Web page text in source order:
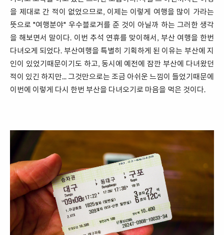
을 제대로 간 적이 없었으므로, 이제는 이렇게 여행을 많이 가라는
뜻으로 "여행분야" 우수블로거를 준 것이 아닐까 하는 그러한 생각
을 해보면서 말이다. 이번 추석 연휴를 맞이해서, 부산 여행을 한번
다녀오게 되었다. 부산여행을 특별히 기획하게 된 이유는 부산에 지
인이 있었기때문이기도 하고, 동시에 예전에 잠깐 부산에 다녀왔던
적이 있긴 하지만... 그것만으로는 조금 아쉬운 느낌이 들었기때문에
이번에 이렇게 다시 한번 부산을 다녀오기로 마음을 먹은 것이다.